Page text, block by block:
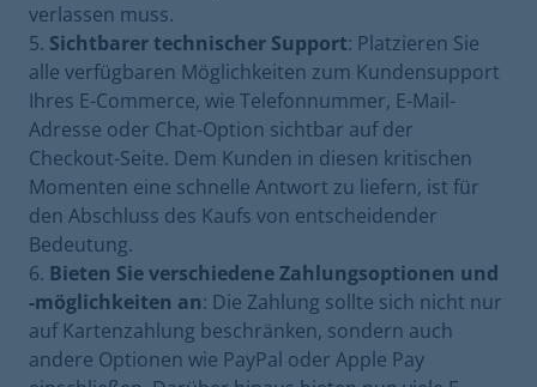
verlassen muss.
Sichtbarer technischer Support: Platzieren Sie
alle verfügbaren Möglichkeiten zum Kundensupport
Ihres E-Commerce, wie Telefonnummer, E-Mail-
Adresse oder Chat-Option sichtbar auf der
Checkout-Seite. Dem Kunden in diesen kritischen
Momenten eine schnelle Antwort zu liefern, ist für
den Abschluss des Kaufs von entscheidender
Bedeutung.
Bieten Sie verschiedene Zahlungsoptionen und
-möglichkeiten an: Die Zahlung sollte sich nicht nur
auf Kartenzahlung beschränken, sondern auch
andere Optionen wie PayPal oder Apple Pay